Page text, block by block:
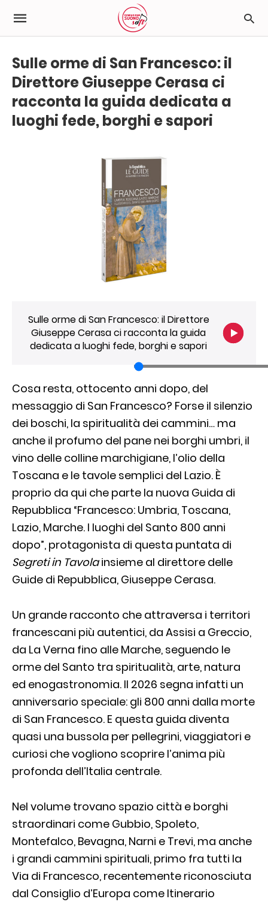
Sulle orme di San Francesco: il
Direttore Giuseppe Cerasa ci
racconta la guida dedicata a
luoghi fede, borghi e sapori
Sulle orme di San Francesco: il Direttore
Giuseppe Cerasa ci racconta la guida
dedicata a luoghi fede, borghi e sapori
Cosa resta, ottocento anni dopo, del
messaggio di San Francesco? Forse il silenzio
dei boschi, la spiritualità dei cammini… ma
anche il profumo del pane nei borghi umbri, il
vino delle colline marchigiane, l’olio della
Toscana e le tavole semplici del Lazio. È
proprio da qui che parte la nuova Guida di
Repubblica “Francesco: Umbria, Toscana,
Lazio, Marche. I luoghi del Santo 800 anni
dopo”, protagonista di questa puntata di
Segreti in Tavolainsieme al direttore delle
Guide di Repubblica, Giuseppe Cerasa.
Un grande racconto che attraversa i territori
francescani più autentici, da Assisi a Greccio,
da La Verna fino alle Marche, seguendo le
orme del Santo tra spiritualità, arte, natura
ed enogastronomia. Il 2026 segna infatti un
anniversario speciale: gli 800 anni dalla morte
di San Francesco. E questa guida diventa
quasi una bussola per pellegrini, viaggiatori e
curiosi che vogliono scoprire l’anima più
profonda dell’Italia centrale.
Nel volume trovano spazio città e borghi
straordinari come Gubbio, Spoleto,
Montefalco, Bevagna, Narni e Trevi, ma anche
i grandi cammini spirituali, primo fra tutti la
Via di Francesco, recentemente riconosciuta
dal Consiglio d’Europa come Itinerario